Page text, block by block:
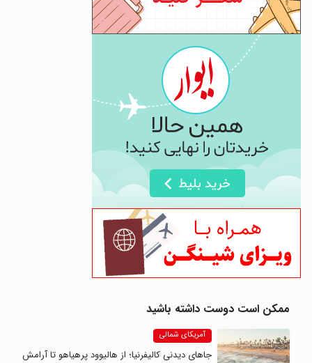
ممکن است دوست داشته باشید
آمریکای شمالی
جاهای دیدنی کالیفرنیا؛ از هالیوود پرهیاهو تا آرامش